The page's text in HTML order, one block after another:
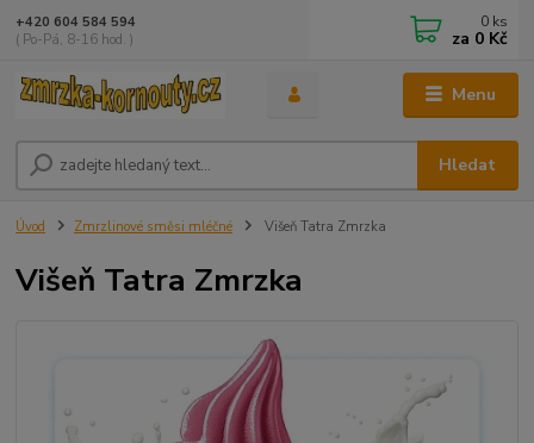
Menu
Hledat
+420 604 584 594
( Po-Pá, 8-16 hod. )
0 ks
za 0 Kč
Úvod Zmrzlinové směsi mléčné Višeň Tatra Zmrzka
Višeň Tatra Zmrzka